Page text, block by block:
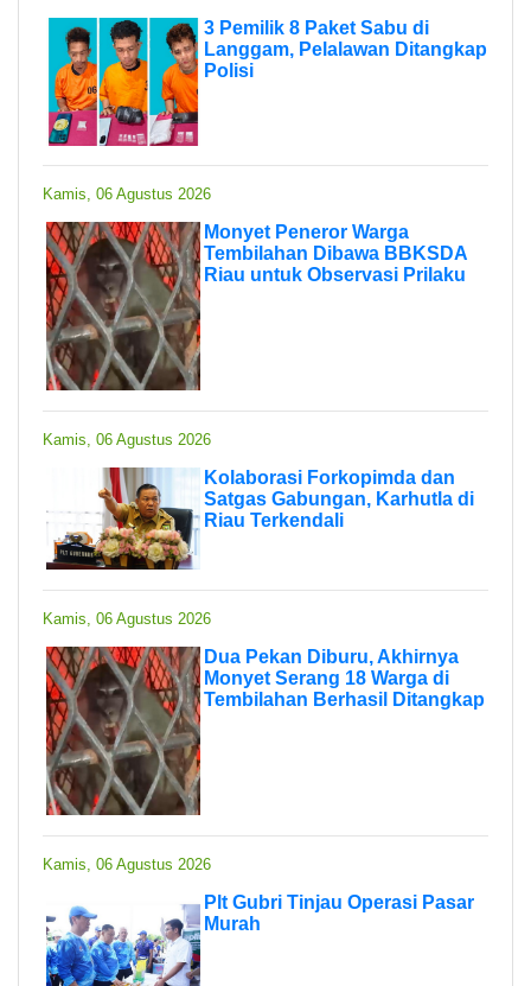
3 Pemilik 8 Paket Sabu di
Langgam, Pelalawan Ditangkap
Polisi
Kamis, 06 Agustus 2026
Monyet Peneror Warga
Tembilahan Dibawa BBKSDA
Riau untuk Observasi Prilaku
Kamis, 06 Agustus 2026
Kolaborasi Forkopimda dan
Satgas Gabungan, Karhutla di
Riau Terkendali
Kamis, 06 Agustus 2026
Dua Pekan Diburu, Akhirnya
Monyet Serang 18 Warga di
Tembilahan Berhasil Ditangkap
Kamis, 06 Agustus 2026
Plt Gubri Tinjau Operasi Pasar
Murah